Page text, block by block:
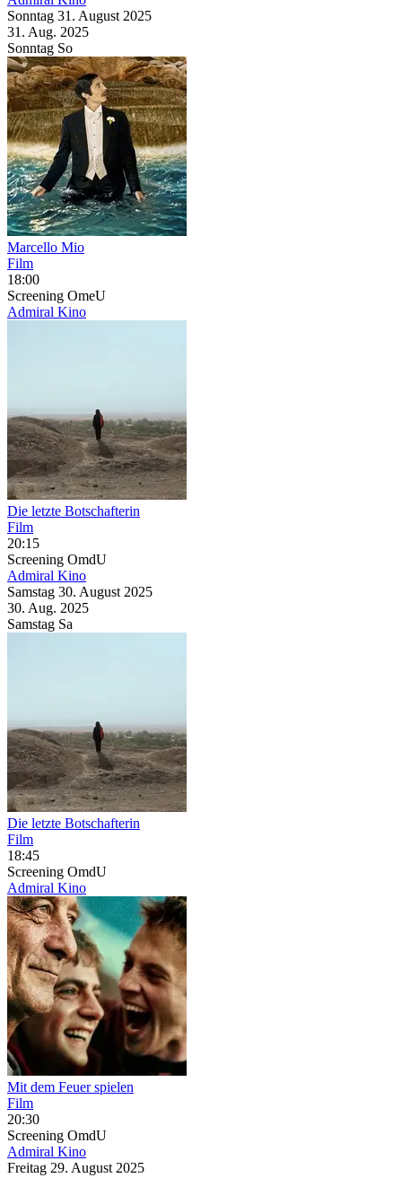
Sonntag 31. August 2025
31. Aug. 2025
Sonntag So
Marcello Mio
Film
18:00
Screening OmeU
Admiral Kino
Die letzte Botschafterin
Film
20:15
Screening OmdU
Admiral Kino
Samstag 30. August 2025
30. Aug. 2025
Samstag Sa
Die letzte Botschafterin
Film
18:45
Screening OmdU
Admiral Kino
Mit dem Feuer spielen
Film
20:30
Screening OmdU
Admiral Kino
Freitag 29. August 2025